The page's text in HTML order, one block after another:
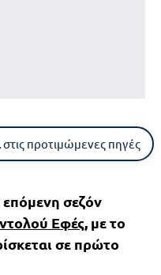
στις προτιμώμενες πηγές
σεζόν
Εφές, με το
σε πρώτο